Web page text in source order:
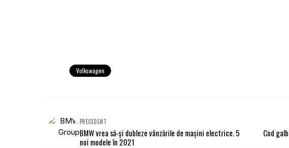
Volkswagen
PRECEDENT
BMW vrea să-și dubleze vânzările de mașini electrice. 5
noi modele în 2021
Cod